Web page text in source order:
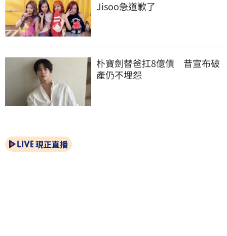
Jisoo急道歉了
朴寶劍替爸扛8億債　昔宣布破
產仍不埋怨
現正直播